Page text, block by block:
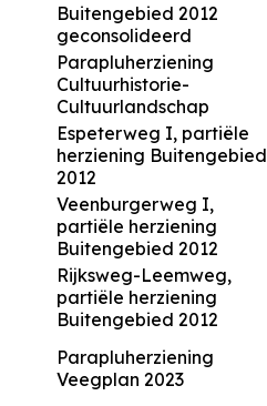
Buitengebied 2012
geconsolideerd
Parapluherziening
Cultuurhistorie-
Cultuurlandschap
Espeterweg I, partiële
herziening Buitengebied
2012
Veenburgerweg I,
partiële herziening
Buitengebied 2012
Rijksweg-Leemweg,
partiële herziening
Buitengebied 2012
Parapluherziening
Veegplan 2023